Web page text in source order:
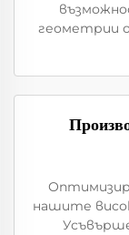
геометрии
нашите